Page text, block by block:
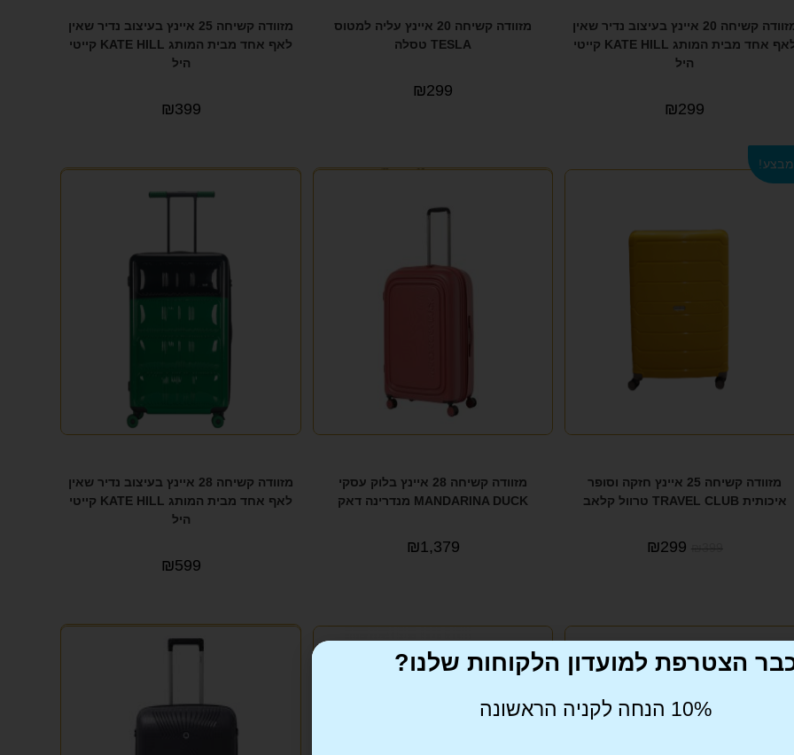
מזוודה קשיחה 20 איינץ בעיצוב נדיר שאין
לאף אחד מבית המותג KATE HILL קייטי
היל
₪299
מזוודה קשיחה 20 איינץ עליה למטוס
TESLA טסלה
₪299
מזוודה קשיחה 25 איינץ בעיצוב נדיר שאין
לאף אחד מבית המותג KATE HILL קייטי
היל
₪399
מבצע!
מזוודה קשיחה 25 איינץ חזקה וסופר
איכותית TRAVEL CLUB טרוול קלאב
₪399
₪299
מזוודה קשיחה 28 איינץ בלוק עסקי
MANDARINA DUCK מנדרינה דאק
₪1,379
מזוודה קשיחה 28 איינץ בעיצוב נדיר שאין
לאף אחד מבית המותג KATE HILL קייטי
היל
₪599
הצטרפת למועדון הלקוחות שלנו?
10% הנחה לקניה הראשונה